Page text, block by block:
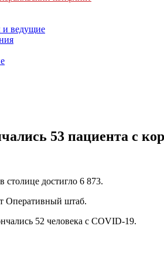
ведущие
53 пациента с
достигло 6 873.
Оперативный штаб.
52 человека с COVID-19.